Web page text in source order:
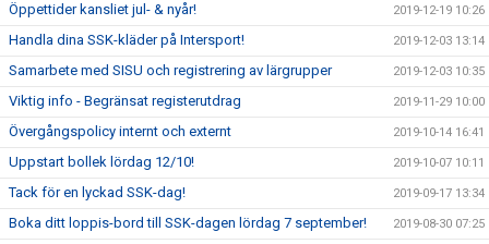
Öppettider kansliet jul- & nyår! 2019-12-19 10:26
Handla dina SSK-kläder på Intersport! 2019-12-03 13:14
Samarbete med SISU och registrering av lärgrupper 2019-12-03 10:35
Viktig info - Begränsat registerutdrag 2019-11-29 10:00
Övergångspolicy internt och externt 2019-10-14 16:41
Uppstart bollek lördag 12/10! 2019-10-07 10:11
Tack för en lyckad SSK-dag! 2019-09-17 13:34
Boka ditt loppis-bord till SSK-dagen lördag 7 september! 2019-08-30 07:25